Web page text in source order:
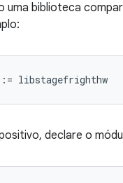
uma biblioteca
declare o